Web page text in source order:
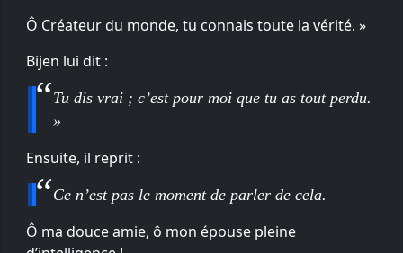
Ô Créateur du monde, tu connais toute la vérité. »
Bijen lui dit :
Tu dis vrai ; c’est pour moi que tu as tout perdu.
»
Ensuite, il reprit :
Ce n’est pas le moment de parler de cela.
Ô ma douce amie, ô mon épouse pleine